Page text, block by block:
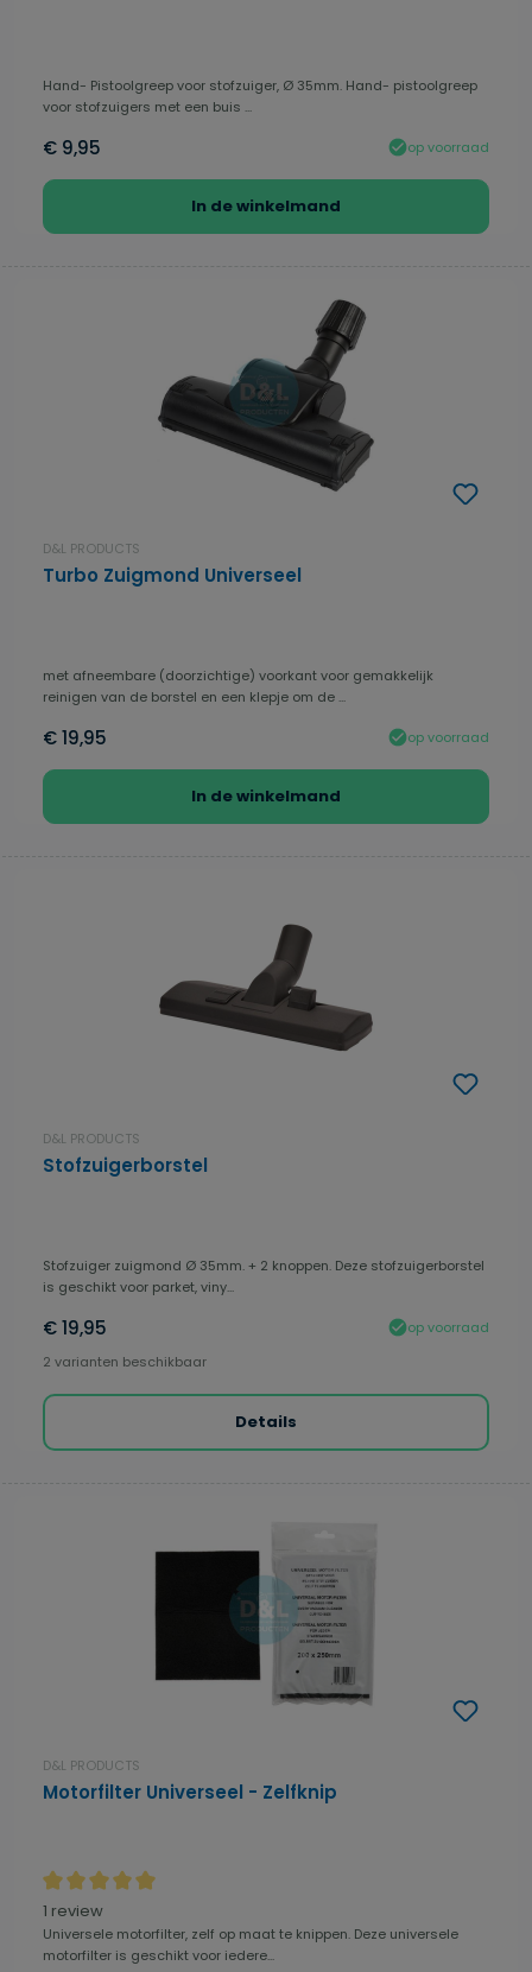
Hand- Pistoolgreep voor stofzuiger, Ø 35mm. Hand- pistoolgreep
voor stofzuigers met een buis ...
€ 9,95 op voorraad
In de winkelmand
D&L PRODUCTS
Turbo Zuigmond Universeel
met afneembare (doorzichtige) voorkant voor gemakkelijk
reinigen van de borstel en een klepje om de ...
€ 19,95 op voorraad
In de winkelmand
D&L PRODUCTS
Stofzuigerborstel
Stofzuiger zuigmond Ø 35mm. + 2 knoppen. Deze stofzuigerborstel
is geschikt voor parket, viny...
€ 19,95
op voorraad
2 varianten beschikbaar
Details
D&L PRODUCTS
Motorfilter Universeel - Zelfknip
Gemiddelde waardering van 5 van 5 sterren
1 review
Universele motorfilter, zelf op maat te knippen. Deze universele
motorfilter is geschikt voor iedere...